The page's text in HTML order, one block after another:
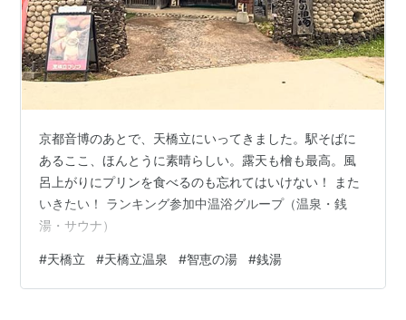
小天橋は、切戸によって遮断され、さらに南東
に延びる部分で、約800メートルにわたり約1,200
本のマツがあり、文珠とは回旋橋で、大天橋とは
橋によってつながり、浜辺にはハマナスが自生し
ています。夏は海水浴場として人気が高く、阿蘇
海側は舟遊びや魚釣り等にも利用されています。
第二小天橋は水路を隔てて小天橋に対する地域
で、さらに傘松地区は成相山の中腹にあり、天橋
立を眼下に見おろすことができます。股のぞきの
京都音博のあとで、天橋立にいってきました。駅そばに
あるここ、ほんとうに素晴らしい。露天も檜も最高。風
呂上がりにプリンを食べるのも忘れてはいけない！ また
いきたい！ ランキング参加中温浴グループ（温泉・銭
湯・サウナ）
#天橋立 #天橋立温泉 #智恵の湯 #銭湯